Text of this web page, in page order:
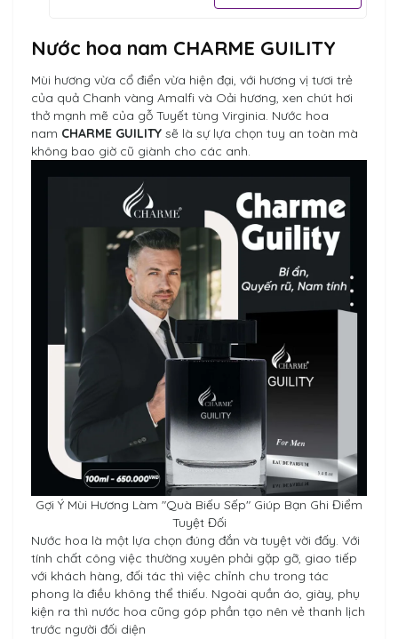
Nước hoa nam CHARME GUILITY
Mùi hương vừa cổ điển vừa hiện đại, với hương vị tươi trẻ
của quả Chanh vàng Amalfi và Oải hương, xen chút hơi
thở mạnh mẽ của gỗ Tuyết tùng Virginia. Nước hoa
nam CHARME GUILITY sẽ là sự lựa chọn tuy an toàn mà
không bao giờ cũ giành cho các anh.
Gợi Ý Mùi Hương Làm "Quà Biếu Sếp" Giúp Bạn Ghi Điểm
Tuyệt Đối
Nước hoa là một lựa chọn đúng đắn và tuyệt vời đấy. Với
tính chất công việc thường xuyên phải gặp gỡ, giao tiếp
với khách hàng, đối tác thì việc chỉnh chu trong tác
phong là điều không thể thiếu. Ngoài quần áo, giày, phụ
kiện ra thì nước hoa cũng góp phần tạo nên vẻ thanh lịch
trước người đối diện